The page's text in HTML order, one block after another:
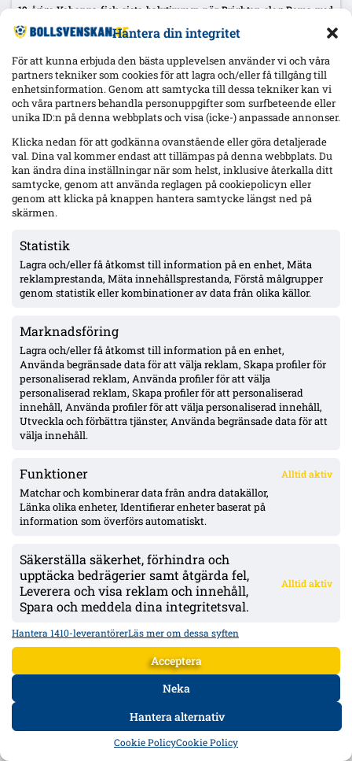
Hantera din integritet
För att kunna erbjuda den bästa upplevelsen använder vi och våra
partners tekniker som cookies för att lagra och/eller få tillgång till
enhetsinformation. Genom att samtycka till dessa tekniker kan vi
och våra partners behandla personuppgifter som surfbeteende eller
unika ID:n på denna webbplats och visa (icke-) anpassade annonser.
Klicka nedan för att godkänna ovanstående eller göra detaljerade
val. Dina val kommer endast att tillämpas på denna webbplats. Du
kan ändra dina inställningar när som helst, inklusive återkalla ditt
samtycke, genom att använda reglagen på cookiepolicyn eller
genom att klicka på knappen hantera samtycke längst ned på
skärmen.
Statistik
Lagra och/eller få åtkomst till information på en enhet, Mäta
reklamprestanda, Mäta innehållsprestanda, Förstå målgrupper
genom statistik eller kombinationer av data från olika källor.
Marknadsföring
Lagra och/eller få åtkomst till information på en enhet,
Använda begränsade data för att välja reklam, Skapa profiler för
personaliserad reklam, Använda profiler för att välja
personaliserad reklam, Skapa profiler för att personaliserad
innehåll, Använda profiler för att välja personaliserad innehåll,
Utveckla och förbättra tjänster, Använda begränsade data för att
välja innehåll.
Funktioner Alltid aktiv
Matchar och kombinerar data från andra datakällor,
Länka olika enheter, Identifierar enheter baserat på
information som överförs automatiskt.
Säkerställa säkerhet, förhindra och
upptäcka bedrägerier samt åtgärda fel,
Leverera och visa reklam och innehåll,
Spara och meddela dina integritetsval.
Alltid aktiv
Hantera 1410-leverantörerLäs mer om dessa syften
Acceptera
Neka
Hantera alternativ
Cookie PolicyCookie Policy
19-årige Yohanna fick sista halvtimmen när Brighton slog Roma med
dribbling – betyg 6,5.
Officiellt: Halmstads BK:s vänsterback Gustav Friberg klar för Kolding –
kontrakt till sommaren 2029
23-åringen lämnar Halmstads BK för Kolding IF på kontrakt till
Mest läst
Uppgifter: Club Brugge nära Abdoulie Manneh – Mjällby
bekräftade flyttplaner efter CL-kvalet
Bollforum.se lanseras – ett nytt diskussionsforum om
Elfsborg slipper Elliot Stroud på Strandvallen – Wikström
varnar: ”Mjällbys styrka är kollektivet”
Mjällby mot rekordresultat – 56 mkr eget kapital; ”Allsvenskan
är vårt ’bread & butter'”
Mjällby jagar mittfältare efter Malachowski/Stroud-tappen –
en kandidat nobbade, Ålborgs Valdemar Möller för dyr
ANNONS:
DATA FORUM